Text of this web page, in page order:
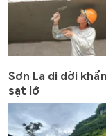
Sơn La di dời
sạt lở